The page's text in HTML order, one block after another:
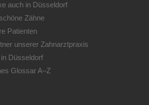
auch in Düsseldorf
Zähne
Patienten
unserer Zahnarztpraxis
Düsseldorf
Glossar A–Z